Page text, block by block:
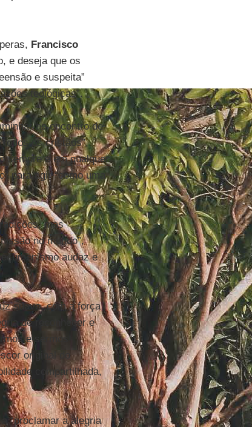
Francisco
e deseja que os
e suspeita”
teológicas”.
ao encontro de
todos os cristãos”,
sempre e em qualquer
para agir “como uma
mas
no mundo”,
audaz e
suave, com a força
de reconhecer e
e sermos
original do
compartilhada,
“proclamar a alegria